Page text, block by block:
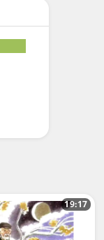
19:17